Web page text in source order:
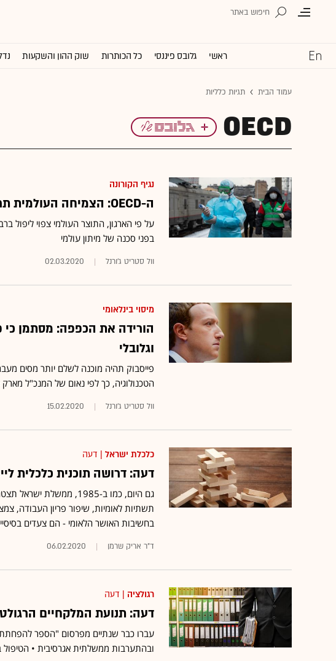
ראשי גלובס פיננסי כל הכותרות שוק ההון והשקעות
עמוד הבית תגיות כלליות
OECD
נגיף הקורונה
ה-OECD: הצמיחה העולמית תרד בחדות בגלל נגיף הקורונה
על פי הארגון, התוצר העולמי צפוי
בפני סכנה של מיתון עולמי
וול סטריט ג'ורנל 02.03.2020
מיסוי בינלאומי
הורידה את הכפפה: מסתמן כי
וגלובלי
פייסבוק תהיה מוכנה לשלם יותר מסים
הטכנולוגיה, כך לפי נאום של המנכ"ל
וול סטריט ג'ורנל 15.02.2020
כלכלת ישראל | דעה
דעה: דרושה תוכנית כלכלית
גם היום, כמו ב-1985,
תשתיות לאומיות, שיפור פריון העבודה,
בחשיבות האושר הלאומי - הם צעדים
ד"ר אריק שרמן 06.02.2020
רגולציה | דעה
דעה: תנועת המלקחיים
עברו כבר שנתיים מפרסום "הספר להפחתת
ובהתערבות ממשלתית אגרסיבית • הטיפול